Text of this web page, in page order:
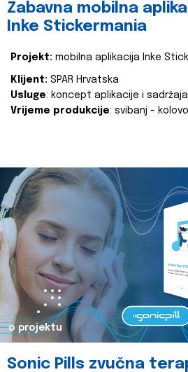
Zabavna mobilna
Inke Stickermania
Projekt: mobilna aplikacija Inke
Klijent: SPAR Hrvatska
Usluge: koncept aplikacije i
Vrijeme produkcije: svibanj -
o projektu
Sonic Pills zvučna